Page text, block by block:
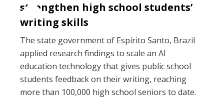
strengthen high school students’
writing skills
The state government of Espírito Santo, Brazil
applied research findings to scale an AI
education technology that gives public school
students feedback on their writing, reaching
more than 100,000 high school seniors to date.